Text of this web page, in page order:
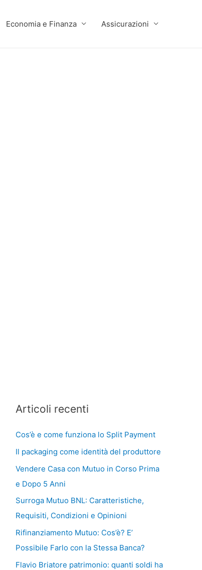
Economia e Finanza Assicurazioni
Articoli recenti
Cos’è e come funziona lo Split Payment
Il packaging come identità del produttore
Vendere Casa con Mutuo in Corso Prima
e Dopo 5 Anni
Surroga Mutuo BNL: Caratteristiche,
Requisiti, Condizioni e Opinioni
Rifinanziamento Mutuo: Cos’è? E’
Possibile Farlo con la Stessa Banca?
Flavio Briatore patrimonio: quanti soldi ha